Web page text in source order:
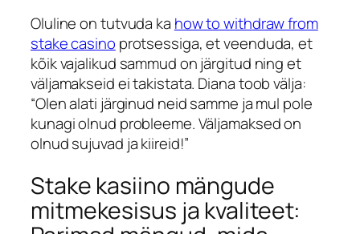
Oluline on tutvuda ka how to withdraw from
stake casino protsessiga, et veenduda, et
kõik vajalikud sammud on järgitud ning et
väljamakseid ei takistata. Dianatoob välja:
“Olen alati järginud neid samme ja mul pole
kunagi olnud probleeme. Väljamaksed on
olnud sujuvad ja kiireid!”
Stake kasiino mängude
mitmekesisus ja kvaliteet: